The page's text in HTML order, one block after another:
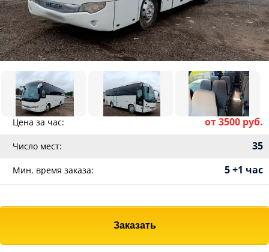
Цена за час: от 3500 руб.
Число мест: 35
Мин. время заказа: 5 +1 час
Заказать